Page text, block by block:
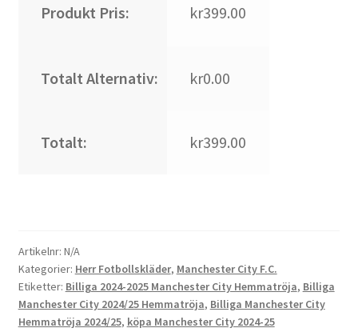
Produkt Pris: kr399.00
Totalt Alternativ: kr0.00
Totalt: kr399.00
Artikelnr: N/A
Kategorier: Herr Fotbollskläder, Manchester City F.C.
Etiketter: Billiga 2024-2025 Manchester City Hemmatröja, Billiga
Manchester City 2024/25 Hemmatröja, Billiga Manchester City
Hemmatröja 2024/25, köpa Manchester City 2024-25